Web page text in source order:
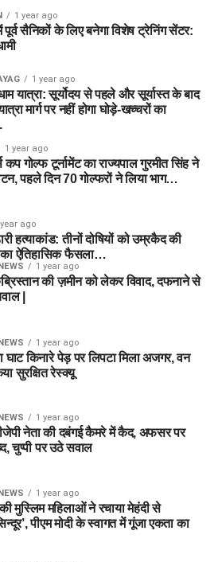
1 year ago
पूर्व सैनिकों के लिए बनेगा विशेष ट्रेनिंग सेंटर:
1 year ago
यात्रा: सूर्योदय से पहले और सूर्यास्त के बाद
मार्ग पर नहीं होगा घोड़े-खच्चरों का
1 year ago
कप गोल्फ टूर्नामेंट का राज्यपाल गुरमीत सिंह ने
पहले दिन 70 गोल्फरों ने लिया भाग…
ago
हत्याकांड: तीनों दोषियों को उम्रकैद की
का ऐतिहासिक फैसला…
1 year ago
की ज़मीन को लेकर विवाद, दफनाने से
|
1 year ago
घाट किनारे पेड़ पर लिपटा मिला अजगर, वन
सुरक्षित रेस्क्यू
1 year ago
बीजेपी नेता की दबंगई कैमरे में कैद, अफसर पर
चुप्पी पर उठे सवाल
1 year ago
मुस्लिम महिलाओं ने रचाया मेहंदी से
पीएम मोदी के स्वागत में गूंजा एकता का